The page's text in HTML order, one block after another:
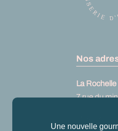
Nos
La Rochelle
7 rue du
Une nouvelle